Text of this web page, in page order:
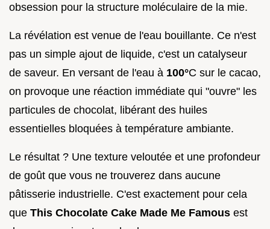
obsession pour la structure moléculaire de la mie.
La révélation est venue de l'eau bouillante. Ce n'est
pas un simple ajout de liquide, c'est un catalyseur
de saveur. En versant de l'eau à 100°C sur le cacao,
on provoque une réaction immédiate qui "ouvre" les
particules de chocolat, libérant des huiles
essentielles bloquées à température ambiante.
Le résultat ? Une texture veloutée et une profondeur
de goût que vous ne trouverez dans aucune
pâtisserie industrielle. C'est exactement pour cela
que This Chocolate Cake Made Me Famous est